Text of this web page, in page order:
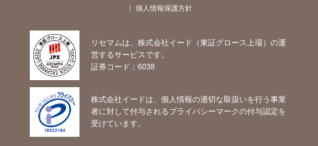
個人情報保護方針
リセマムは、株式会社イード（東証グロース上場）の運
営するサービスです。
証券コード：6038
株式会社イードは、個人情報の適切な取扱いを行う事業
者に対して付与されるプライバシーマークの付与認定を
受けています。